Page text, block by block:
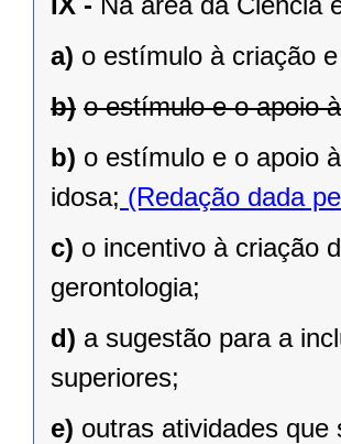
a) o estímulo à criação
b) o estímulo e o apoio
b) o estímulo e o apoio
idosa; (Redação dada
c) o incentivo à criação
gerontologia;
d) a sugestão para a
superiores;
e) outras atividades